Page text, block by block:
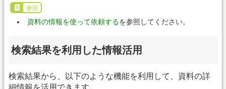
参照
資料の情報を使って依頼するを参照してください。
検索結果を利用した情報活用
検索結果から、以下のような機能を利用して、資料の詳
細情報を活用できます。